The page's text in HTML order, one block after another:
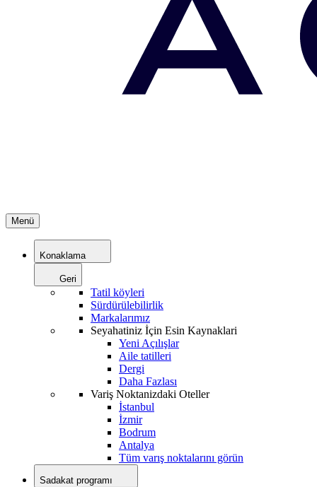
Menü
Konaklama
Geri
Tatil köyleri
Sürdürülebilirlik
Markalarımız
Seyahatiniz İçin Esin Kaynaklari
Yeni Açılışlar
Aile tatilleri
Dergi
Daha Fazlası
Variş Noktanizdaki Oteller
İstanbul
İzmir
Bodrum
Antalya
Tüm varış noktalarını görün
Sadakat programı